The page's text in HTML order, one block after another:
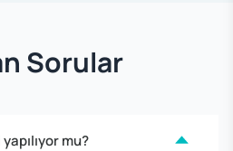
Sorular
mu?